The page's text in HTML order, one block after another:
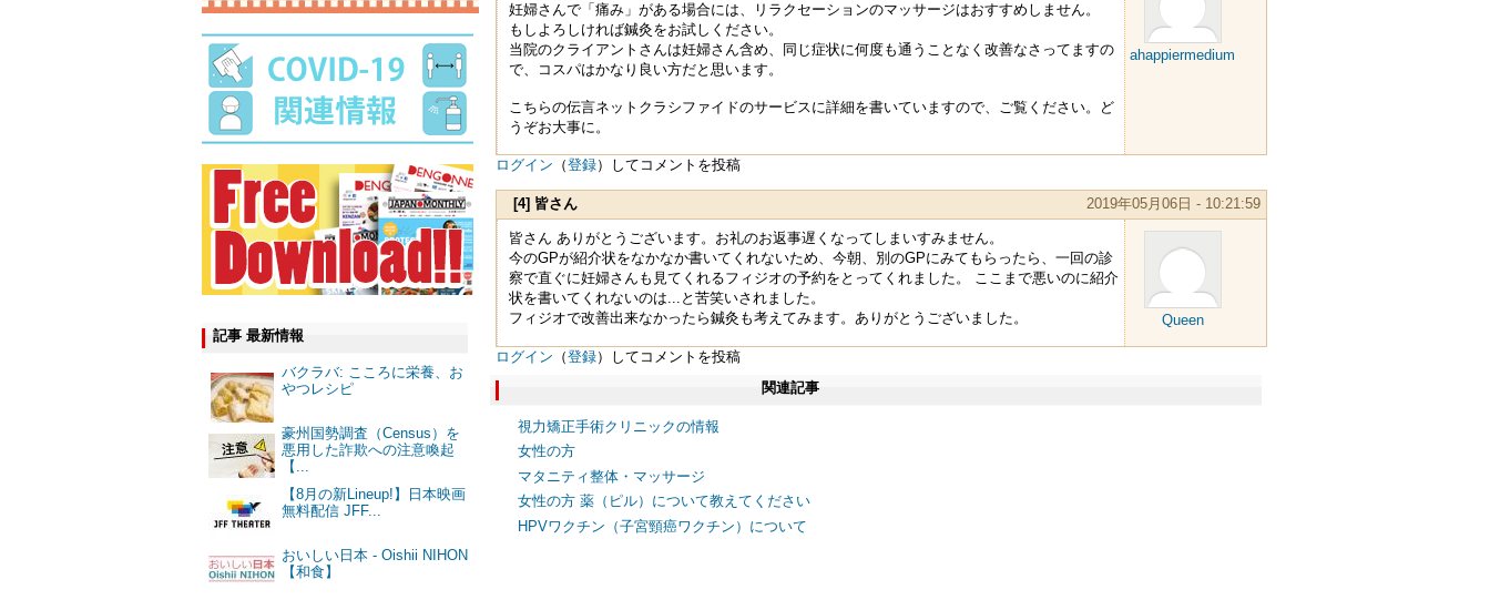
記事 最新情報
バクラバ: こころに栄養、お
やつレシピ
豪州国勢調査（Census）を
悪用した詐欺への注意喚起
【...
【8月の新Lineup!】日本映画
無料配信 JFF...
おいしい日本 - Oishii NIHON
【和食】
妊婦さんで「痛み」がある場合には、リラクセーションのマッサージはおすすめしません。
もしよろしければ鍼灸をお試しください。
当院のクライアントさんは妊婦さん含め、同じ症状に何度も通うことなく改善なさってますの
で、コスパはかなり良い方だと思います。
こちらの伝言ネットクラシファイドのサービスに詳細を書いていますので、ご覧ください。ど
うぞお大事に。
ahappiermedium
ログイン （登録）してコメントを投稿
[4] 皆さん 2019年05月06日 - 10:21:59
皆さん ありがとうございます。お礼のお返事遅くなってしまいすみません。
今のGPが紹介状をなかなか書いてくれないため、今朝、別のGPにみてもらったら、一回の診
察で直ぐに妊婦さんも見てくれるフィジオの予約をとってくれました。 ここまで悪いのに紹介
状を書いてくれないのは...と苦笑いされました。
フィジオで改善出来なかったら鍼灸も考えてみます。ありがとうございました。
Queen
ログイン （登録）してコメントを投稿
関連記事
視力矯正手術クリニックの情報
女性の方
マタニティ整体・マッサージ
女性の方 薬（ピル）について教えてください
HPVワクチン（子宮頸癌ワクチン）について